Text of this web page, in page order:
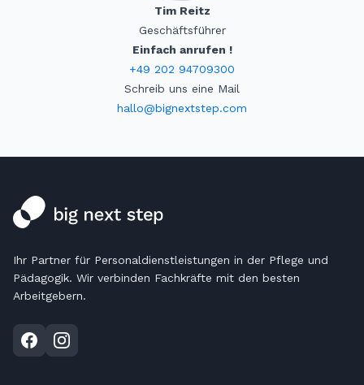
Tim Reitz
Geschäftsführer
Einfach anrufen !
+49 202 94709300
Schreib uns eine Mail
hallo@bignextstep.com
Ihr Partner für Personaldienstleistungen in der Pflege und
Pädagogik. Wir verbinden Fachkräfte mit den besten
Arbeitgebern.